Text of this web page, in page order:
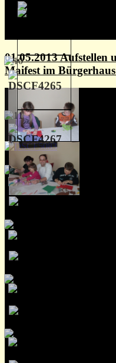
01.05.2013 Aufstellen
Maifest im